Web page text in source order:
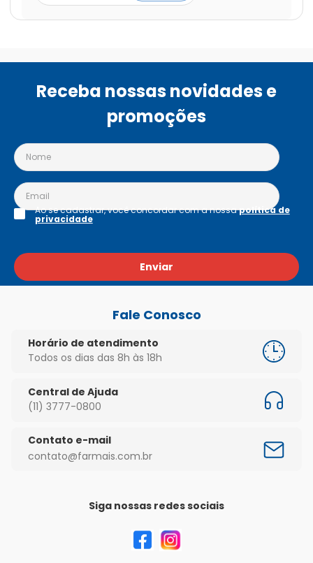
Receba nossas novidades e
promoções
Enviar
Ao se cadastrar, você concordar com a nossapolítica de
privacidade
Fale Conosco
Horário de atendimento
Todos os dias das 8h às 18h
Central de Ajuda
(11) 3777-0800
Contato e-mail
contato@farmais.com.br
Siga nossas redes sociais